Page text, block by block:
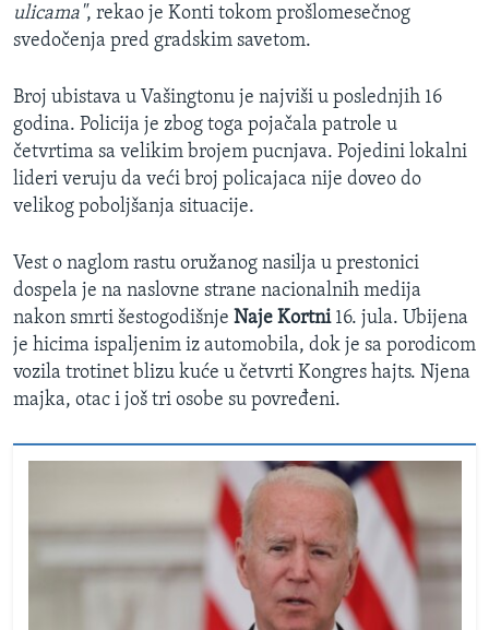
ulicama", rekao je Konti tokom prošlomesečnog
svedočenja pred gradskim savetom.
Broj ubistava u Vašingtonu je najviši u poslednjih 16
godina. Policija je zbog toga pojačala patrole u
četvrtima sa velikim brojem pucnjava. Pojedini lokalni
lideri veruju da veći broj policajaca nije doveo do
velikog poboljšanja situacije.
Vest o naglom rastu oružanog nasilja u prestonici
dospela je na naslovne strane nacionalnih medija
nakon smrti šestogodišnje Naje Kortni16. jula. Ubijena
je hicima ispaljenim iz automobila, dok je sa porodicom
vozila trotinet blizu kuće u četvrti Kongres hajts. Njena
majka, otac i još tri osobe su povređeni.